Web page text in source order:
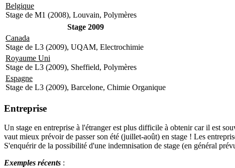
Belgique
Stage de M1 (2008), Louvain, Polymères
Stage 2009
Canada
Stage de L3 (2009), UQAM, Electrochimie
Royaume Uni
Stage de L3 (2009), Sheffield, Polymères
Espagne
Stage de L3 (2009), Barcelone, Chimie Organique
Entreprise
Un stage en entreprise à l'étranger est plus difficile à obtenir car il est
vaut mieux prévoir de passer son été (juillet­-août) en stage ! Les
S'enquérir de la possibilité d'une indemnisation de stage (en général
Exemples récents :